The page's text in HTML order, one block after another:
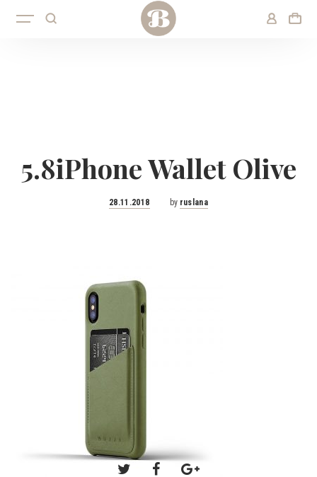
5.8iPhone Wallet Olive
Posted
28.11.2018 by ruslana